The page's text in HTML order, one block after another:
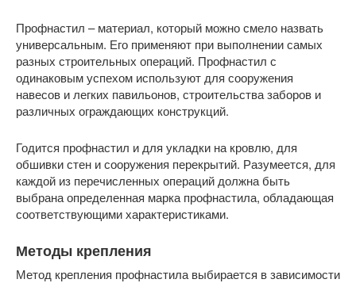
Профнастил – материал, который можно смело назвать
универсальным. Его применяют при выполнении самых
разных строительных операций. Профнастил с
одинаковым успехом используют для сооружения
навесов и легких павильонов, строительства заборов и
различных ограждающих конструкций.
Годится профнастил и для укладки на кровлю, для
обшивки стен и сооружения перекрытий. Разумеется, для
каждой из перечисленных операций должна быть
выбрана определенная марка профнастила, обладающая
соответствующими характеристиками.
Методы крепления
Метод крепления профнастила выбирается в зависимости